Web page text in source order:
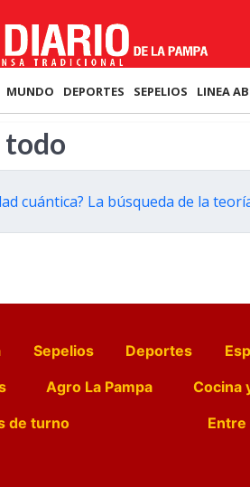
MUNDO DEPORTES SEPELIOS LINEA
todo
cuántica? La búsqueda de la
Sepelios Deportes
Agro La Pampa Cocina
de turno
Entre